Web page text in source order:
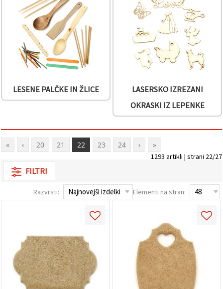
LESENE PALČKE IN ŽLICE
LASERSKO IZREZANI
OKRASKI IZ LEPENKE
« ‹ 20 21 22 23 24 › »
1293 artikli | strani 22/27
FILTRI
Razvrsti: Elementi na stran: